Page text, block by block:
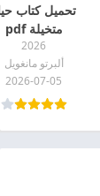
تحميل كتاب
متخيلة pdf
2026
ألبرتو مانغويل
2026-07-05